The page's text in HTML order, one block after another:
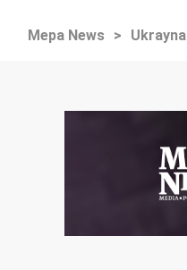
Mepa News > Ukrayna